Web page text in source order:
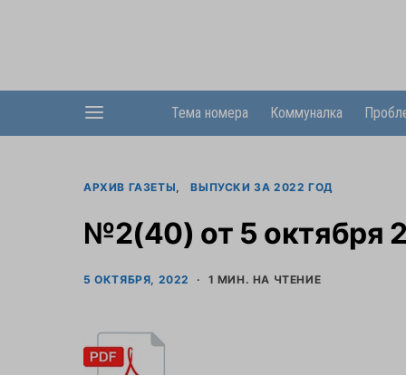
Тема номера Коммуналка
АРХИВ ГАЗЕТЫ ВЫПУСКИ ЗА 2022 ГОД
№2(40) от 5 октября
5 ОКТЯБРЯ, 2022 1 МИН. НА ЧТЕНИЕ